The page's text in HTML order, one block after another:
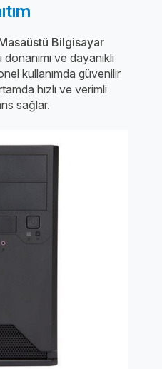
Bilgisayar
ve dayanıklı
kullanımda güvenilir
hızlı ve verimli
sağlar.